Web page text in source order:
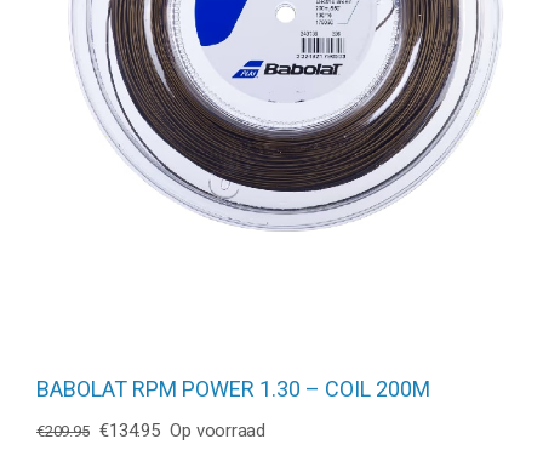
BABOLAT RPM POWER 1.30 – COIL 200M
€209.95 Oorspronkelijke
€134.95Huidige
Op voorraad